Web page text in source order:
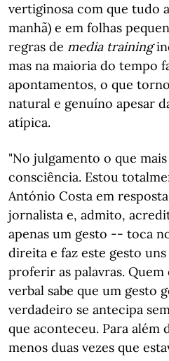
vertiginosa com que tudo
manhã) e em folhas
regras de media training
mas na maioria do tempo
apontamentos, o que
natural e genuíno apesar
atípica.
"No julgamento o que
consciência. Estou
António Costa em
jornalista e, admito,
apenas um gesto -- toca
direita e faz este gesto
proferir as palavras.
verbal sabe que um gesto
verdadeiro se antecipa
que aconteceu. Para
menos duas vezes que